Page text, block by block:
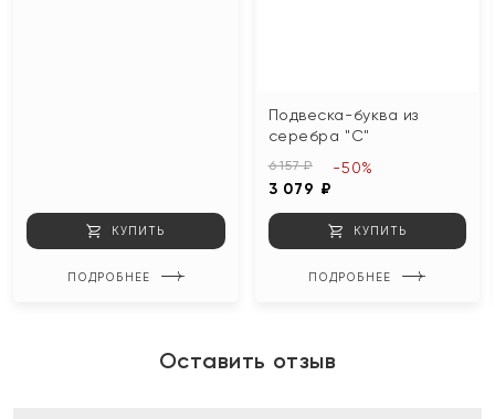
КУПИТЬ
ПОДРОБНЕЕ
Подвеска-буква из
серебра "С"
6 157 ₽
3 079 ₽
-50%
КУПИТЬ
ПОДРОБНЕЕ
Оставить отзыв